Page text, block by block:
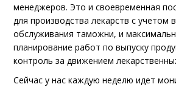
менеджеров. Это и своевременная
для производства лекарств с учетом
обслуживания таможни, и
планирование работ по выпуску
контроль за движением
Сейчас у нас каждую неделю идет